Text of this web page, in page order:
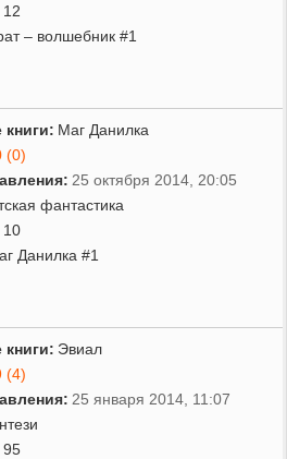
12
– волшебник #1
книги: Маг Данилка
(0)
25 октября 2014, 20:05
фантастика
10
Данилка #1
книги: Эвиал
(4)
25 января 2014, 11:07
95